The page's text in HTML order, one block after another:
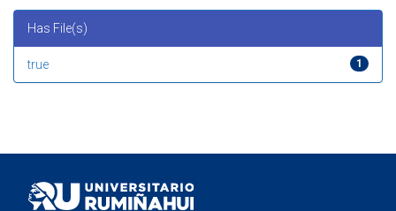
Has File(s)
1
true